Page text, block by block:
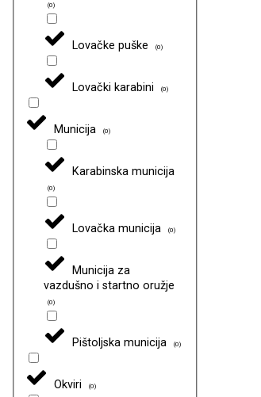
(0)
Lovačke puške (0)
Lovački karabini (0)
Municija (0)
Karabinska municija
(0)
Lovačka municija (0)
Municija za
vazdušno i startno oružje
(0)
Pištoljska municija (0)
Okviri (0)